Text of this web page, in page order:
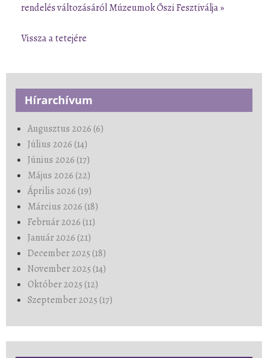
rendelés változásárólMúzeumok Őszi Fesztiválja »
Vissza a tetejére
Hírarchívum
Augusztus 2026 (6)
Július 2026 (14)
Június 2026 (17)
Május 2026 (22)
Április 2026 (19)
Március 2026 (18)
Február 2026 (11)
Január 2026 (21)
December 2025 (18)
November 2025 (14)
Október 2025 (12)
Szeptember 2025 (17)